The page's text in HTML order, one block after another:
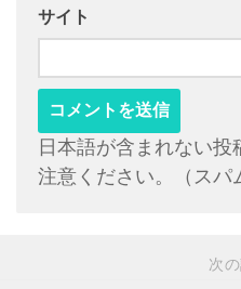
サイト
日本語が含まれない
注意ください。（スパ
次